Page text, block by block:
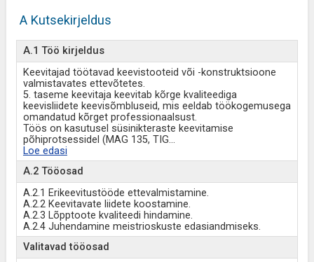
A Kutsekirjeldus
A.1 Töö kirjeldus
Keevitajad töötavad keevistooteid või -konstruktsioone
valmistavates ettevõtetes.
5. taseme keevitaja keevitab kõrge kvaliteediga
keevisliidete keevisõmbluseid, mis eeldab töökogemusega
omandatud kõrget professionaalsust.
Töös on kasutusel süsinikteraste keevitamise
põhiprotsessidel (MAG 135, TIG...
Loe edasi
A.2 Tööosad
A.2.1 Erikeevitustööde ettevalmistamine.
A.2.2 Keevitavate liidete koostamine.
A.2.3 Lõpptoote kvaliteedi hindamine.
A.2.4 Juhendamine meistrioskuste edasiandmiseks.
Valitavad tööosad